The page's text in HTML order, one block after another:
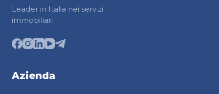
Leader in Italia nei servizi
immobiliari
Azienda